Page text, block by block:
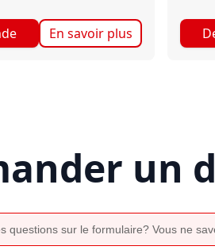
En savoir plus
un
questions sur le formulaire? Vous ne